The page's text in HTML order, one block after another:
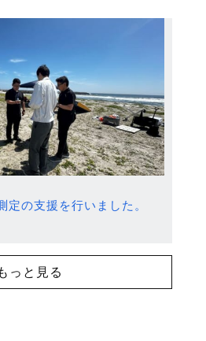
定の支援を行いました。
っと見る